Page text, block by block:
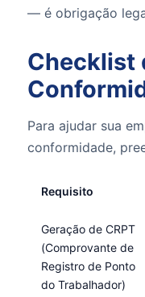
— é obrigação
Checklist
Para ajudar sua
conformidade,
Requisito
Geração de CRPT
(Comprovante de
Registro de Ponto
do Trabalhador)